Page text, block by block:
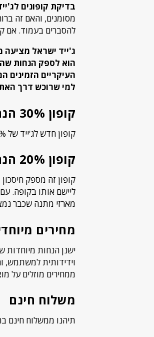
בדיקת קופונים לג'ייד
מסומנים, והאם זה
להסברים בעמוד. אם
ג'ייד ישראל מציעה
הוא לספק הנחות
למי שרוכש דרך
קופון 30% הנחה
קופון חדש לג'ייד של 30% הנחה זמין לזמן מוגבל על מגוון מוצרים המשתתפים בהנחה.
קופון 20% הנחה
מארזי מתנה שכבר
מחירים מיוחדים -
וידידותית למשתמש,
ממחירים מוזלים על
משלוח חינם
תיהנו ממשלוח חינם